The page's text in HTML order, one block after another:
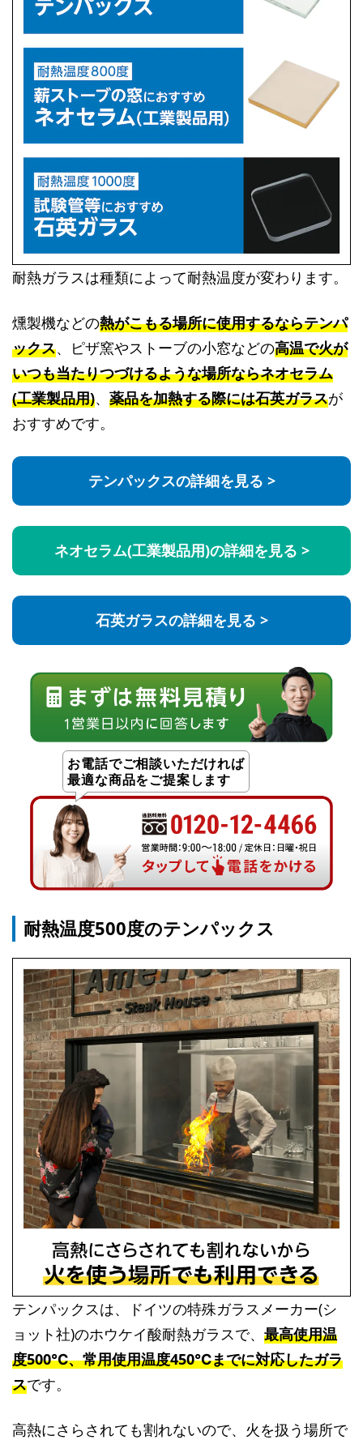
耐熱ガラスは種類によって耐熱温度が変わります。
燻製機などの熱がこもる場所に使用するならテンパ
ックス、ピザ窯やストーブの小窓などの高温で火が
いつも当たりつづけるような場所ならネオセラム
(工業製品用)、 薬品を加熱する際には石英ガラスが
おすすめです。
テンパックスの詳細を見る >
ネオセラム(工業製品用)の詳細を見る >
石英ガラスの詳細を見る >
お電話でご相談いただければ
最適な商品をご提案します
耐熱温度500度のテンパックス
テンパックスは、ドイツの特殊ガラスメーカー(シ
ョット社)のホウケイ酸耐熱ガラスで、 最高使用温
度500℃、常用使用温度450℃までに対応したガラ
スです。
高熱にさらされても割れないので、火を扱う場所で